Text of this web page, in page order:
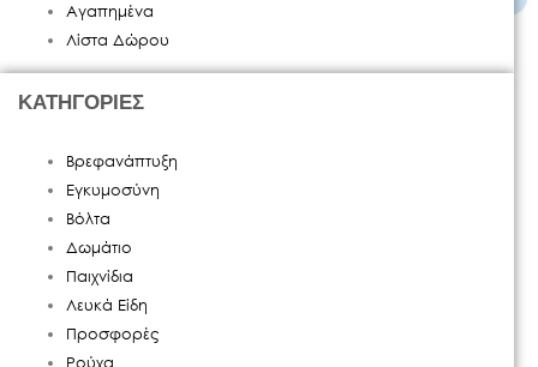
Αγαπημένα
Λίστα Δώρου
ΚΑΤΗΓΟΡΙΕΣ
Βρεφανάπτυξη
Εγκυμοσύνη
Βόλτα
Δωμάτιο
Παιχνίδια
Λευκά Είδη
Προσφορές